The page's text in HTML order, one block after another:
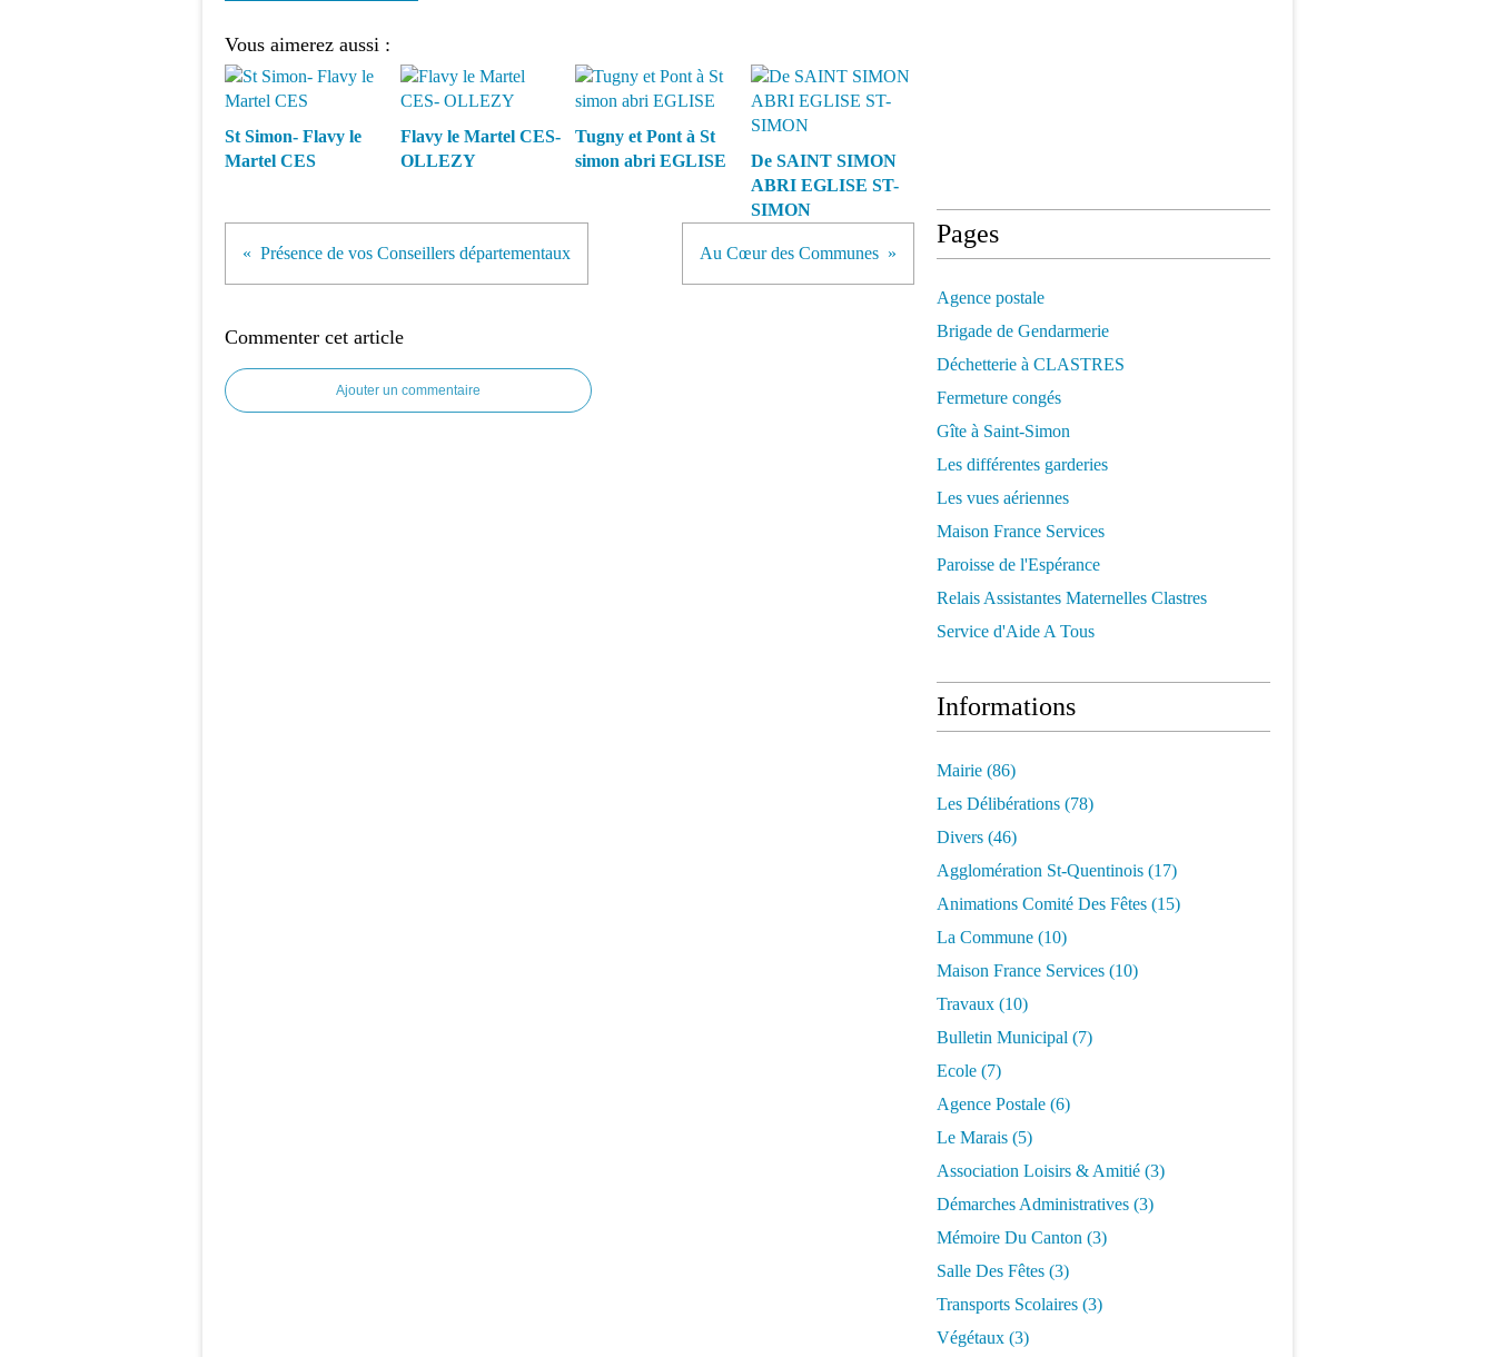
Vous aimerez aussi :
St Simon- Flavy le
Martel CES
Flavy le Martel CES-
OLLEZY
Tugny et Pont à St
simon abri EGLISE
De SAINT SIMON
ABRI EGLISE ST-
SIMON
Présence de vos Conseillers départementaux Au Cœur des Communes
Commenter cet article
Ajouter un commentaire
Pages
Agence postale
Brigade de Gendarmerie
Déchetterie à CLASTRES
Fermeture congés
Gîte à Saint-Simon
Les différentes garderies
Les vues aériennes
Maison France Services
Paroisse de l'Espérance
Relais Assistantes Maternelles Clastres
Service d'Aide A Tous
Informations
Mairie (86)
Les Délibérations (78)
Divers (46)
Agglomération St-Quentinois (17)
Animations Comité Des Fêtes (15)
La Commune (10)
Maison France Services (10)
Travaux (10)
Bulletin Municipal (7)
Ecole (7)
Agence Postale (6)
Le Marais (5)
Association Loisirs & Amitié (3)
Démarches Administratives (3)
Mémoire Du Canton (3)
Salle Des Fêtes (3)
Transports Scolaires (3)
Végétaux (3)